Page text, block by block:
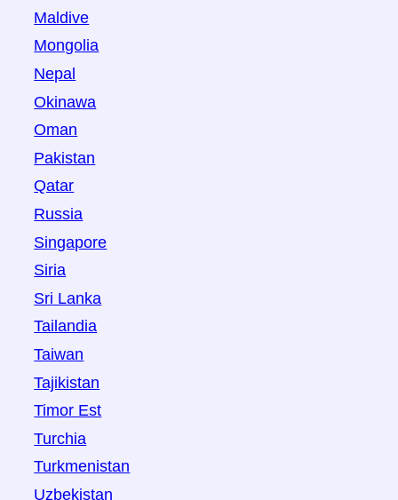
Maldive
Mongolia
Nepal
Okinawa
Oman
Pakistan
Qatar
Russia
Singapore
Siria
Sri Lanka
Tailandia
Taiwan
Tajikistan
Timor Est
Turchia
Turkmenistan
Uzbekistan